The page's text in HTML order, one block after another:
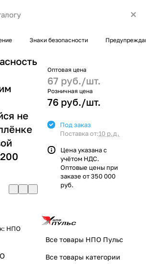
Знаки безопасности
не
НПО
Оптовая цена
67 руб./шт.
Розничная цена
76 руб./шт.
Под заказ
Поставка от:10 р.д.
Цена указана с
учётом НДС.
Оптовые цены при
заказе от 350 000
руб.
Все товары НПО Пульс
Все товары категории